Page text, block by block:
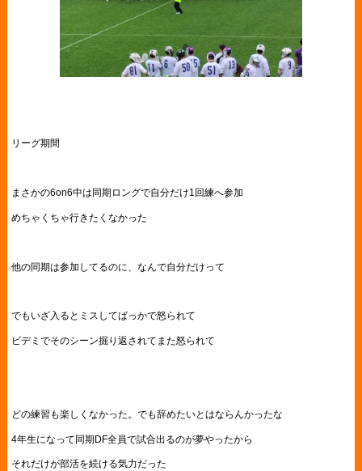
リーグ期間
まさかの6on6中は同期ロングで自分だけ1回練へ参加
めちゃくちゃ行きたくなかった
他の同期は参加してるのに、なんで自分だけって
でもいざ入るとミスしてばっかで怒られて
ビデミでそのシーン掘り返されてまた怒られて
どの練習も楽しくなかった。でも辞めたいとはならんかったな
4年生になって同期DF全員で試合出るのが夢やったから
それだけが部活を続ける気力だった